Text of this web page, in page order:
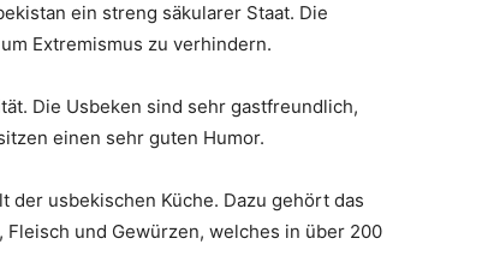
ein streng säkularer Staat. Die
Extremismus zu verhindern.
Die Usbeken sind sehr gastfreundlich,
einen sehr guten Humor.
usbekischen Küche. Dazu gehört das
und Gewürzen, welches in über 200